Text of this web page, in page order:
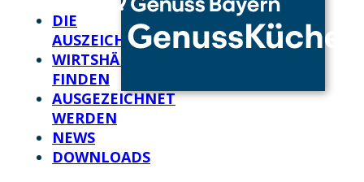
DIE
AUSZEICHNUNG
WIRTSHÄUSER
FINDEN
AUSGEZEICHNET
WERDEN
NEWS
DOWNLOADS